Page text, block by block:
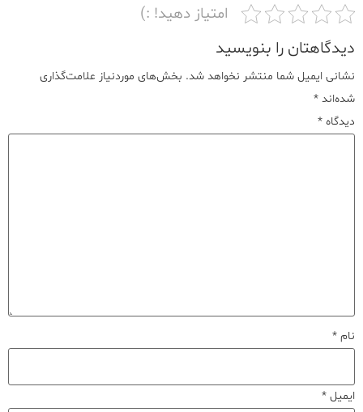
امتیاز دهید! :)
دیدگاهتان را بنویسید
نشانی ایمیل شما منتشر نخواهد شد. بخش‌های موردنیاز علامت‌گذاری
شده‌اند *
دیدگاه *
نام *
ایمیل *